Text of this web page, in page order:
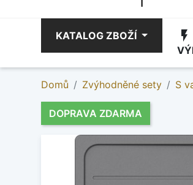
KATALOG ZBOŽÍ flash_on
Domů Zvýhodněné sety S
DOPRAVA ZDARMA